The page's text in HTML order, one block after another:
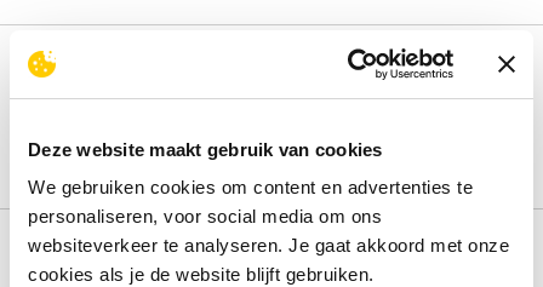
Deze website maakt gebruik van cookies
We gebruiken cookies om content en advertenties te
personaliseren, voor social media om ons
websiteverkeer te analyseren. Je gaat akkoord met onze
cookies als je de website blijft gebruiken.
Productinformatie
Lees de volledige omschrijving
Review